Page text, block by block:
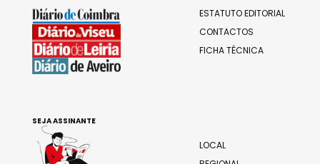
ESTATUTO EDITORIAL
CONTACTOS
FICHA TÉCNICA
LOCAL
SEJA ASSINANTE